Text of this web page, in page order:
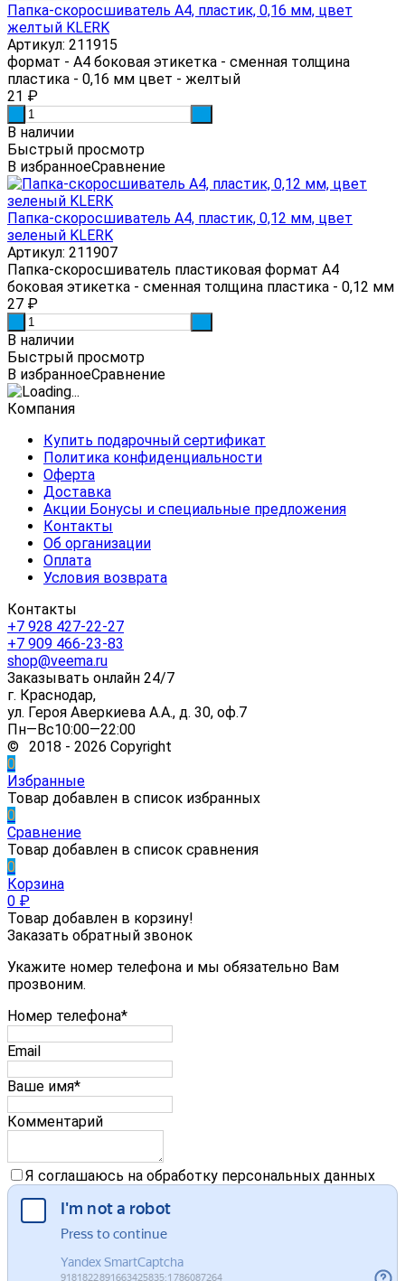
Папка-скоросшиватель А4, пластик, 0,16 мм, цвет
желтый KLERK
Артикул: 211915
формат - А4 боковая этикетка - сменная толщина
пластика - 0,16 мм цвет - желтый
21 ₽
В наличии
Быстрый просмотр
В избранноеСравнение
Папка-скоросшиватель А4, пластик, 0,12 мм, цвет
зеленый KLERK
Артикул: 211907
Папка-скоросшиватель пластиковая формат А4
боковая этикетка - сменная толщина пластика - 0,12 мм
27 ₽
В наличии
Быстрый просмотр
В избранноеСравнение
Компания
Купить подарочный сертификат
Политика конфиденциальности
Оферта
Доставка
Акции Бонусы и специальные предложения
Контакты
Об организации
Оплата
Условия возврата
Контакты
+7 928 427-22-27
+7 909 466-23-83
shop@veema.ru
Заказывать онлайн 24/7
г. Краснодар,
ул. Героя Аверкиева А.А., д. 30, оф.7
Пн—Вс10:00—22:00
© 2018 - 2026 Copyright
0
Избранные
Товар добавлен в список избранных
0
Сравнение
Товар добавлен в список сравнения
0
Корзина
0 ₽
Товар добавлен в корзину!
Заказать обратный звонок
Укажите номер телефона и мы обязательно Вам
прозвоним.
Номер телефона*
Email
Ваше имя*
Комментарий
Я соглашаюсь на обработку персональных данных